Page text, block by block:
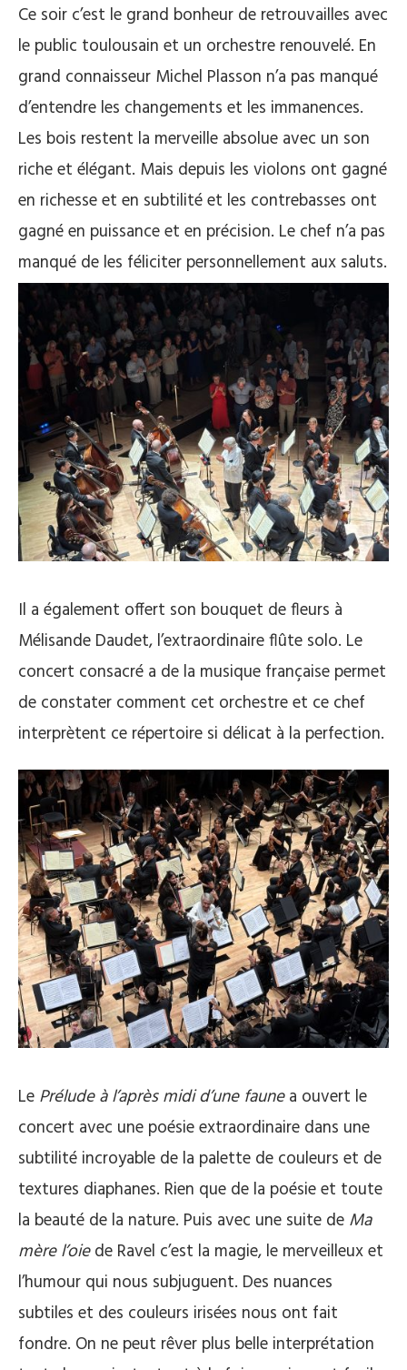
Ce soir c’est le grand bonheur de retrouvailles avec
le public toulousain et un orchestre renouvelé. En
grand connaisseur Michel Plasson n’a pas manqué
d’entendre les changements et les immanences.
Les bois restent la merveille absolue avec un son
riche et élégant. Mais depuis les violons ont gagné
en richesse et en subtilité et les contrebasses ont
gagné en puissance et en précision. Le chef n’a pas
manqué de les féliciter personnellement aux saluts.
Il a également offert son bouquet de fleurs à
Mélisande Daudet, l’extraordinaire flûte solo. Le
concert consacré a de la musique française permet
de constater comment cet orchestre et ce chef
interprètent ce répertoire si délicat à la perfection.
Le Prélude à l’après midi d’une faunea ouvert le
concert avec une poésie extraordinaire dans une
subtilité incroyable de la palette de couleurs et de
textures diaphanes. Rien que de la poésie et toute
la beauté de la nature. Puis avec une suite de Ma
mère l’oiede Ravel c’est la magie, le merveilleux et
l’humour qui nous subjuguent. Des nuances
subtiles et des couleurs irisées nous ont fait
fondre. On ne peut rêver plus belle interprétation